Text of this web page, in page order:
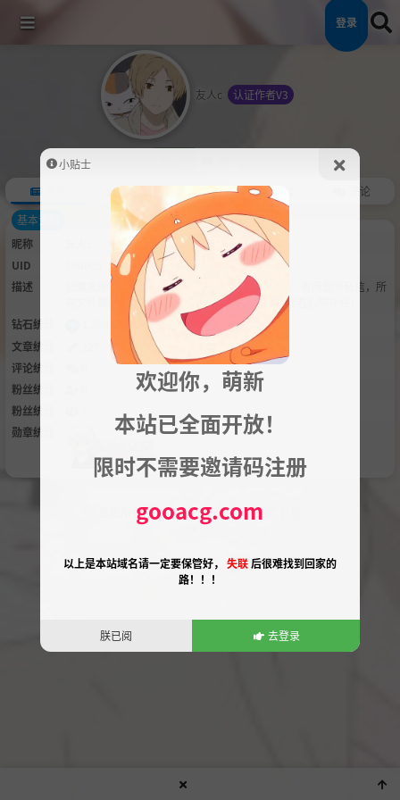
登录
友人c 认证作者V3
文章 关注 粉丝
评论
基本资料
昵称
UID
描述
如果文件有密码的话就是gouziy不存在密码错误！有问题发私信，所
有文件都是百度网盘+狗子网盘，百度网盘炸链接看心情补档！
钻石统计
文章统计
评论统计
粉丝统计
粉丝统计
勋章统计
版权所有 ©狗子次元社区2025 ⁄ 社区
小贴士
欢迎你，萌新
本站已全面开放！
限时不需要邀请码注册
gooacg.com
以上是本站域名请一定要保管好， 失联 后很难找到回家的
路！！！
朕已阅 去登录